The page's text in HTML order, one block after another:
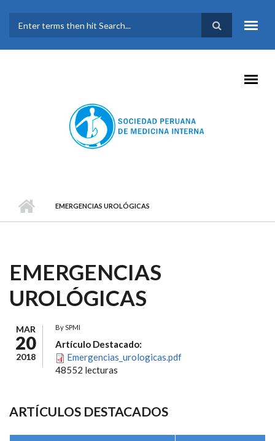
FORMULARIO DE
BÚSQUEDA
EMERGENCIAS UROLÓGICAS
EMERGENCIAS
UROLÓGICAS
MAR
20
2018
BySPMI
Artículo Destacado:
Emergencias_urologicas.pdf
48552 lecturas
ARTÍCULOS DESTACADOS